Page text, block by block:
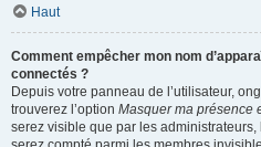
Haut
Comment empêcher mon nom
connectés ?
Depuis votre panneau de l’utilisateur,
trouverez l’option Masquer ma présence
serez visible que par les